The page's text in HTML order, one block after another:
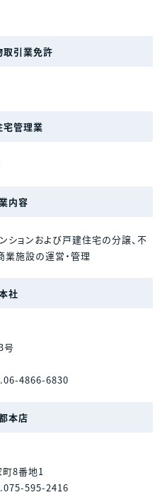
取引業免許
宅管理業
内容
ションおよび戸建住宅の分譲、不
業施設の運営・管理
社
号
4866-6830
本店
8番地1
595-2416